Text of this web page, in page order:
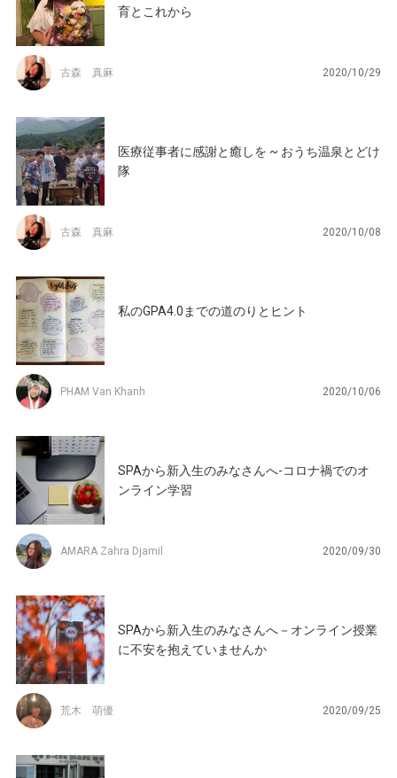
育とこれから
古森 真麻 2020/10/29
医療従事者に感謝と癒しを ~ おうち温泉とどけ
隊
古森 真麻 2020/10/08
私のGPA4.0までの道のりとヒント
PHAM Van Khanh 2020/10/06
SPAから新入生のみなさんへ-コロナ禍でのオ
ンライン学習
AMARA Zahra Djamil 2020/09/30
SPAから新入生のみなさんへ－オンライン授業
に不安を抱えていませんか
荒木 萌優 2020/09/25